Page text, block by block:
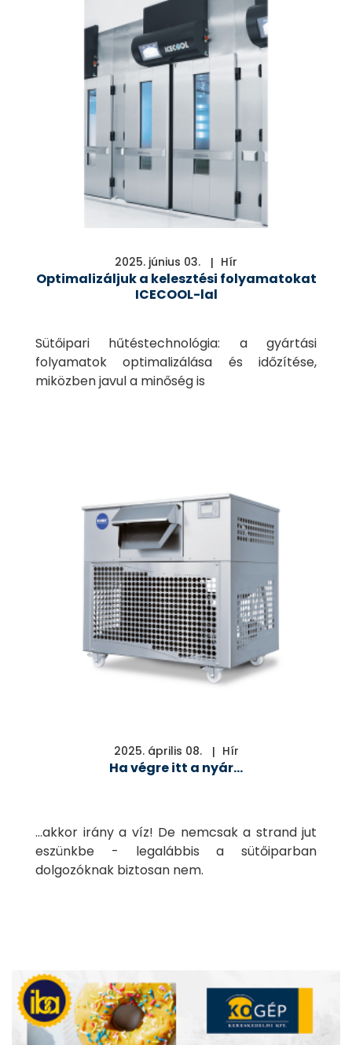
2025. június 03. Hír
Optimalizáljuk a kelesztési folyamatokat
ICECOOL-lal
Sütőipari hűtéstechnológia: a gyártási
folyamatok optimalizálása és időzítése,
miközben javul a minőség is
2025. április 08. Hír
Ha végre itt a nyár…
…akkor irány a víz! De nemcsak a strand jut
eszünkbe - legalábbis a sütőiparban
dolgozóknak biztosan nem.